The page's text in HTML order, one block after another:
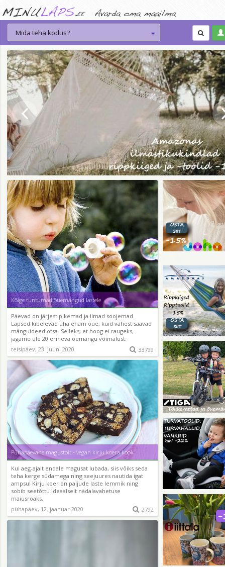

Mida teha kodus?
Kõige tuntumad õuemängud lastele
Päevad on järjest pikemad ja ilmad soojemad.
Lapsed kibelevad üha enam õue, kuid vahest saavad
mänguideed otsa. Selleks, et hoog ei raugeks,
jagame üle 20 erineva õemängu võimalust.
teisipäev, 23. juuni 2020
 33799
Pühapäevane magustoit - vegan kirju koera kook
Kui aeg-ajalt endale magusat lubada, siis võiks seda
teha kerge südamega ning seejuures nautida igat
ampsu! Kirju koer on paljude laste lemmik ning
sobib seetõttu ideaalselt nädalavahetuse
maiusroaks.
pühapäev, 12. jaanuar 2020
 2792